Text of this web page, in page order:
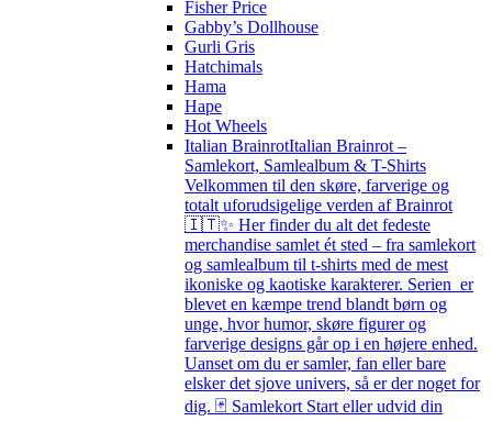
Fisher Price
Gabby’s Dollhouse
Gurli Gris
Hatchimals
Hama
Hape
Hot Wheels
Italian BrainrotItalian Brainrot –
Samlekort, Samlealbum & T-Shirts
Velkommen til den skøre, farverige og
totalt uforudsigelige verden af Brainrot
🇮🇹✨ Her finder du alt det fedeste
merchandise samlet ét sted – fra samlekort
og samlealbum til t-shirts med de mest
ikoniske og kaotiske karakterer. Serien er
blevet en kæmpe trend blandt børn og
unge, hvor humor, skøre figurer og
farverige designs går op i en højere enhed.
Uanset om du er samler, fan eller bare
elsker det sjove univers, så er der noget for
dig. 🃏 Samlekort Start eller udvid din